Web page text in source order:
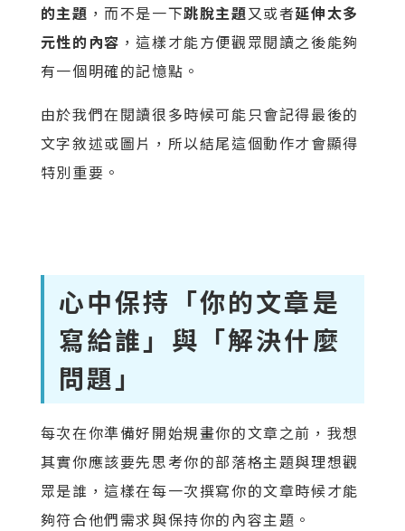
的主題 ，而不是一下跳脫主題又或者延伸太多
元性的內容 ，這樣才能方便觀眾閱讀之後能夠
有一個明確的記憶點。
由於我們在閱讀很多時候可能只會記得最後的
文字敘述或圖片，所以結尾這個動作才會顯得
特別重要。
心中保持「你的文章是
寫給誰」與「解決什麼
問題」
每次在你準備好開始規畫你的文章之前，我想
其實你應該要先思考你的部落格主題與理想觀
眾是誰，這樣在每一次撰寫你的文章時候才能
夠符合他們需求與保持你的內容主題。